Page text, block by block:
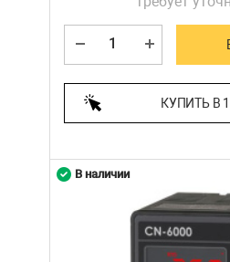
КУПИТЬ В
В наличии